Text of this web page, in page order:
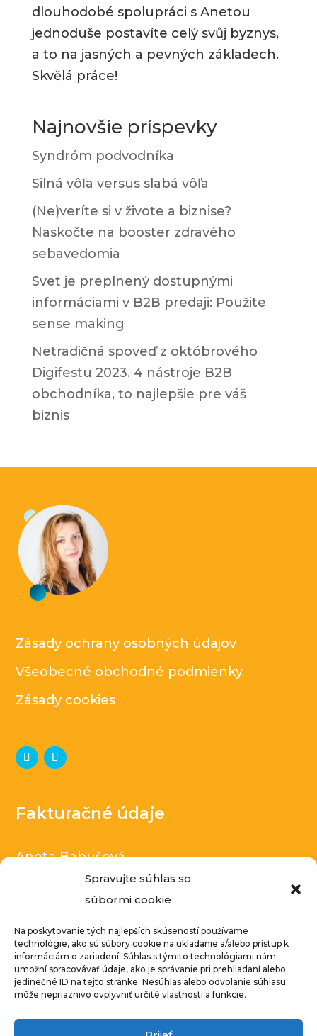
Spravujte súhlas so
súbormi cookie
Na poskytovanie tých najlepších skúseností používame
technológie, ako sú súbory cookie na ukladanie a/alebo prístup k
informáciám o zariadení. Súhlas s týmito technológiami nám
umožní spracovávať údaje, ako je správanie pri prehliadaní alebo
jedinečné ID na tejto stránke. Nesúhlas alebo odvolanie súhlasu
môže nepriaznivo ovplyvniť určité vlastnosti a funkcie.
dlouhodobé spolupráci s Anetou
jednoduše postavíte celý svůj byznys,
a to na jasných a pevných základech.
Skvělá práce!
Najnovšie príspevky
Syndróm podvodníka
Silná vôľa versus slabá vôľa
(Ne)veríte si v živote a biznise?
Naskočte na booster zdravého
sebavedomia
Svet je preplnený dostupnými
informáciami v B2B predaji: Použite
sense making
Netradičná spoveď z októbrového
Digifestu 2023. 4 nástroje B2B
obchodníka, to najlepšie pre váš
biznis
Zásady ochrany osobných údajov
Všeobecné obchodné podmienky
Zásady cookies
Fakturačné údaje
Aneta Babušová
V ladech 252/7, Zlonín
Česká republika
IČ: 14040000
DIČ: CZ8551258320
Podnikatelka zapísaná v živnostenskom
rejstríku